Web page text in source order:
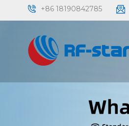
+86 18190842785